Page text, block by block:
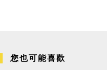
您也可能喜歡